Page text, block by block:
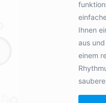
Ihnen
aus
einem